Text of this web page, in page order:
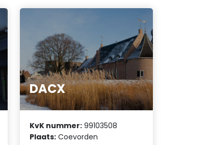
DACX
KvK nummer: 99103508
Plaats: Coevorden